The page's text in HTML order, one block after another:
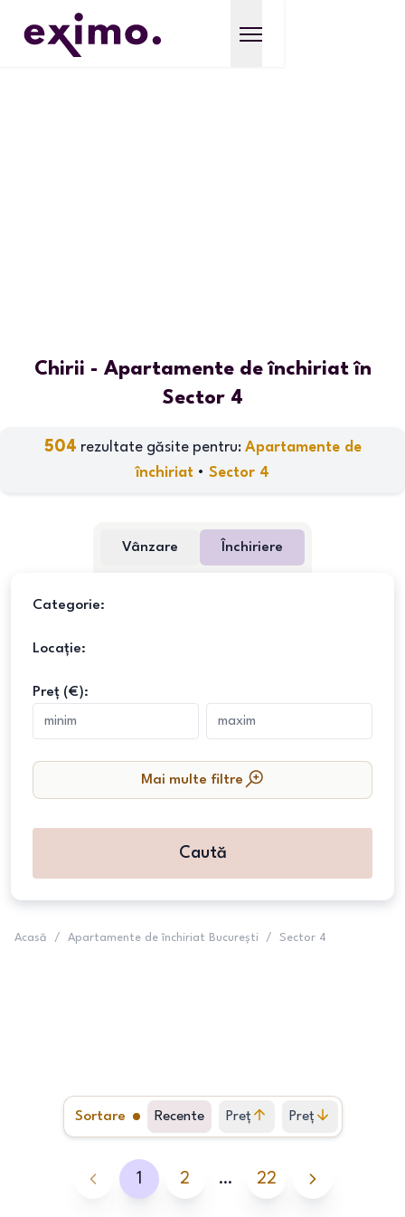
Chirii - Apartamente de închiriat în
Sector 4
504 rezultate găsite pentru: Apartamente de
închiriat • Sector 4
Vânzare Închiriere
Categorie:
Locație:
Preț (€):
Mai multe filtre
Caută
Acasă / Apartamente de închiriat București / Sector 4
Sortare Recente Preț
crescător
Preț
descrescător
1 2 … 22